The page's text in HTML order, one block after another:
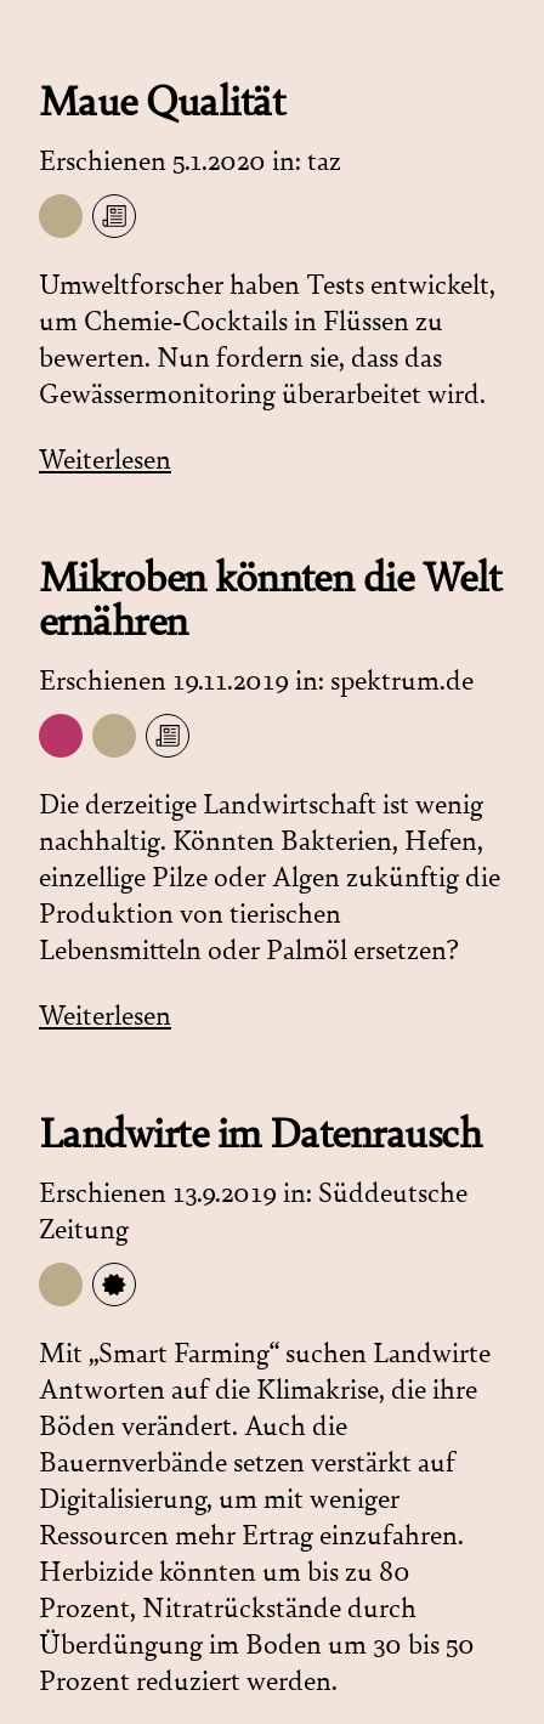
Maue Qualität
Erschienen 5.1.2020 in: taz
Umweltforscher haben Tests entwickelt,
um Chemie-Cocktails in Flüssen zu
bewerten. Nun fordern sie, dass das
Gewässermonitoring überarbeitet wird.
Weiterlesen
Mikroben könnten die Welt
ernähren
Erschienen 19.11.2019 in: spektrum.de
Die derzeitige Landwirtschaft ist wenig
nachhaltig. Könnten Bakterien, Hefen,
einzellige Pilze oder Algen zukünftig die
Produktion von tierischen
Lebensmitteln oder Palmöl ersetzen?
Weiterlesen
Landwirte im Datenrausch
Erschienen 13.9.2019 in: Süddeutsche
Zeitung
Mit „Smart Farming“ suchen Landwirte
Antworten auf die Klimakrise, die ihre
Böden verändert. Auch die
Bauernverbände setzen verstärkt auf
Digitalisierung, um mit weniger
Ressourcen mehr Ertrag einzufahren.
Herbizide könnten um bis zu 80
Prozent, Nitratrückstände durch
Überdüngung im Boden um 30 bis 50
Prozent reduziert werden.